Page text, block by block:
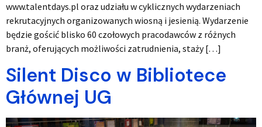
www.talentdays.pl oraz udziału w cyklicznych wydarzeniach
rekrutacyjnych organizowanych wiosną i jesienią. Wydarzenie
będzie gościć blisko 60 czołowych pracodawców z różnych
branż, oferujących możliwości zatrudnienia, staży […]
Silent Disco w Bibliotece
Głównej UG